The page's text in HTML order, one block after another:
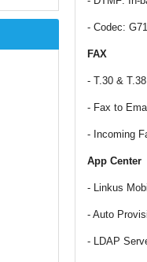
- Codec:
FAX
- T.30 &
- Fax to
- Incoming
App Center
- Linkus
- Auto
- LDAP